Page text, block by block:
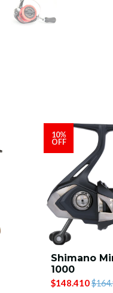
10%
OFF
Shimano
1000
$148.410